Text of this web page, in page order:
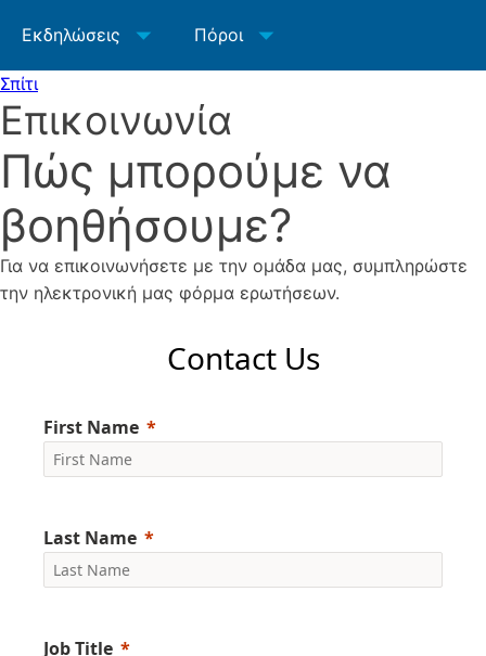
Εκδηλώσεις Πόροι
Σπίτι
Επικοινωνία
Πώς μπορούμε να
βοηθήσουμε?
Για να επικοινωνήσετε με την ομάδα μας, συμπληρώστε
την ηλεκτρονική μας φόρμα ερωτήσεων.
Contact Us
First Name
Last Name
Job Title